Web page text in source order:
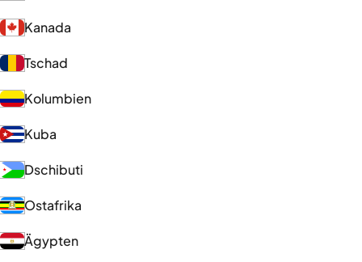
Kanada
Tschad
Kolumbien
Kuba
Dschibuti
Ostafrika
Ägypten